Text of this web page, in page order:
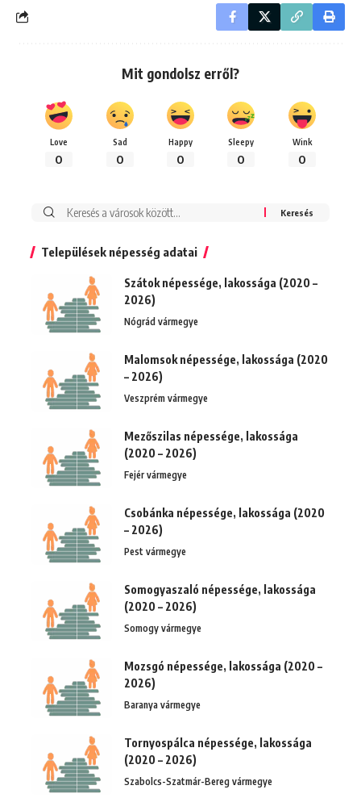
Mit gondolsz erről?
Love
0
Sad
0
Happy
0
Sleepy
0
Wink
0
Keresés:
Települések népesség adatai
Szátok népessége, lakossága (2020 –
2026)
Nógrád vármegye
Malomsok népessége, lakossága (2020
– 2026)
Veszprém vármegye
Mezőszilas népessége, lakossága
(2020 – 2026)
Fejér vármegye
Csobánka népessége, lakossága (2020
– 2026)
Pest vármegye
Somogyaszaló népessége, lakossága
(2020 – 2026)
Somogy vármegye
Mozsgó népessége, lakossága (2020 –
2026)
Baranya vármegye
Tornyospálca népessége, lakossága
(2020 – 2026)
Szabolcs-Szatmár-Bereg vármegye